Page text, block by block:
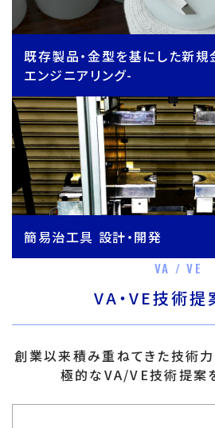
既存製品・金型を基にした新
エンジニアリング-
簡易治工具 設計・開発
VA / VE
VA・VE技術提
創業以来積み重ねてきた技術力
極的なVA/VE技術提案